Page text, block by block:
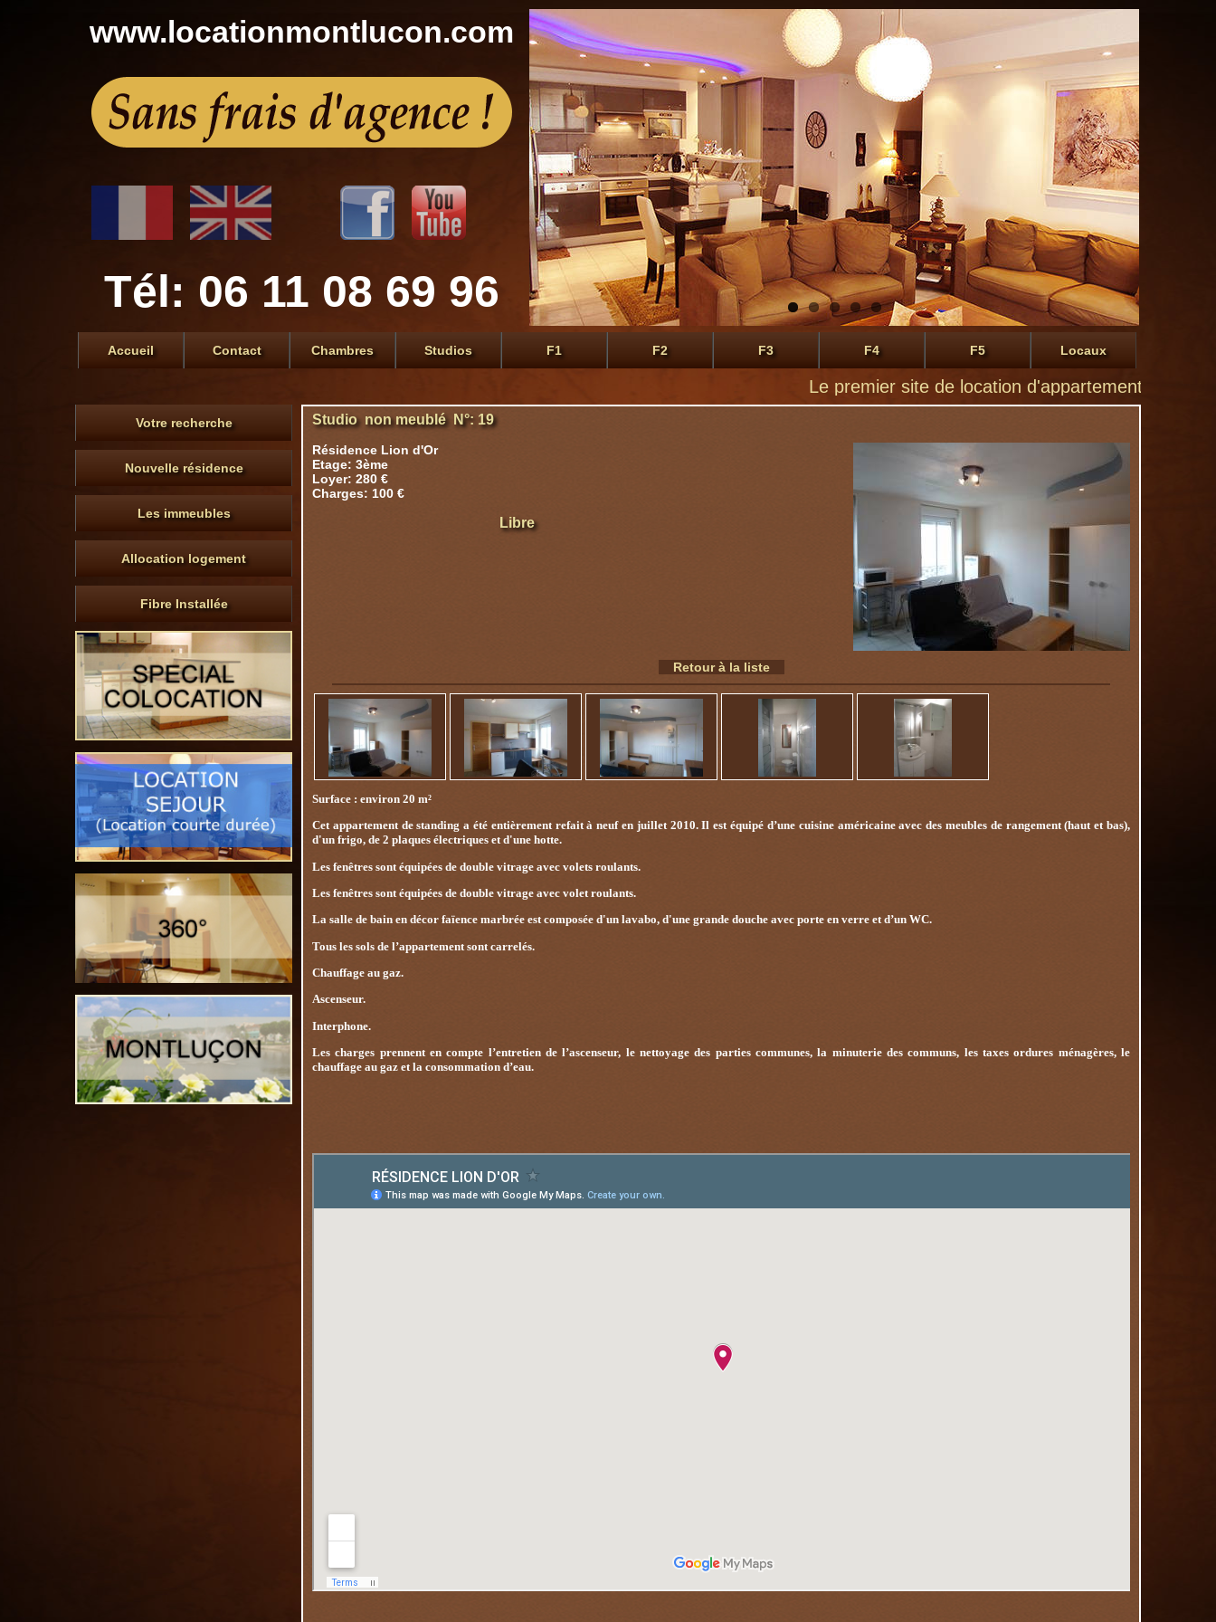
www.locationmontlucon.com
Tél: 06 11 08 69 96
Accueil Contact Chambres Studios F1 F2 F3 F4 F5 Locaux
Le premier site de location d'appartements à Montluçon
Studio non meublé N°: 19
Résidence Lion d'Or
Etage: 3ème
Loyer: 280 €
Charges: 100 €
Libre
Retour à la liste
Surface : environ 20 m²
Cet appartement de standing a été entièrement refait à neuf en juillet 2010. Il estéquipé d’une cuisine américaine avec des meubles de rangement (haut et bas),
d'un frigo, de 2 plaques électriques et d'une hotte.
Les fenêtres sont équipées de double vitrage avec volets roulants.
Les fenêtres sont équipées de double vitrage avec volet roulants.
La salle de bain en décor faïence marbrée est composée d'un lavabo, d'une grande douche avec porte en verre et d’un WC.
Tous les sols de l’appartement sont carrelés.
Chauffage au gaz.
Ascenseur.
Interphone.
Les charges prennent en compte l’entretien de l’ascenseur, le nettoyage des parties communes, la minuterie des communs, les taxes ordures ménagères, le
chauffage au gaz et la consommation d’eau.
Votre recherche
Nouvelle résidence
Les immeubles
Allocation logement
Fibre Installée